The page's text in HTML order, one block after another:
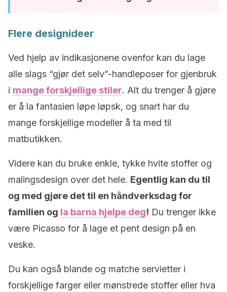
Flere designideer
Ved hjelp av indikasjonene ovenfor kan du lage
alle slags “gjør det selv”-handleposer for gjenbruk
i mange forskjellige stiler. Alt du trenger å gjøre
er å la fantasien løpe løpsk, og snart har du
mange forskjellige modeller å ta med til
matbutikken.
Videre kan du bruke enkle, tykke hvite stoffer og
malingsdesign over det hele. Egentlig kan du til
og med gjøre det til en håndverksdag for
familien og la barna hjelpe deg! Du trenger ikke
være Picasso for å lage et pent design på en
veske.
Du kan også blande og matche servietter i
forskjellige farger eller mønstrede stoffer eller hva